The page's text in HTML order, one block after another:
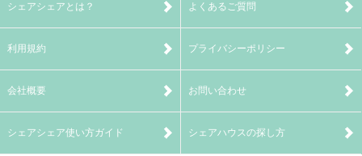
シェアシェアとは？ よくあるご質問
利用規約 プライバシーポリシー
会社概要 お問い合わせ
シェアシェア使い方ガイド シェアハウスの探し方